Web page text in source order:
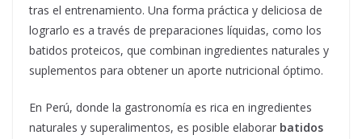
tras el entrenamiento. Una forma práctica y deliciosa de
lograrlo es a través de preparaciones líquidas, como los
batidos proteicos, que combinan ingredientes naturales y
suplementos para obtener un aporte nutricional óptimo.
En Perú, donde la gastronomía es rica en ingredientes
naturales y superalimentos, es posible elaborar batidos